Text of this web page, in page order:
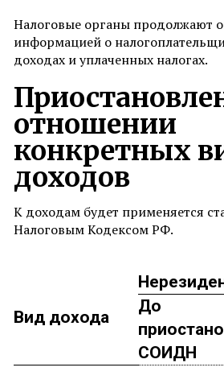
Налоговые органы продолжают
информацией о
доходах и уплаченных налогах.
отношении
конкретных
доходов
К доходам будет применяется
Налоговым Кодексом РФ.
Вид дохода
До
СОИДН